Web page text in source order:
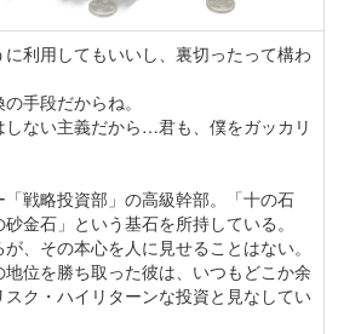
に利用してもいいし、裏切ったって構わ
手段だからね。
ない主義だから…君も、僕をガッカリ
戦略投資部」の高級幹部。「十の石
金石」という基石を所持している。
、その本心を人に見せることはない。
位を勝ち取った彼は、いつもどこか余
ク・ハイリターンな投資と見なしてい